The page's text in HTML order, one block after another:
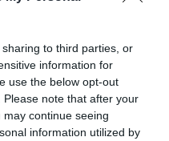
to third parties, or
information for
use the below opt-out
note that after your
continue seeing
information utilized by